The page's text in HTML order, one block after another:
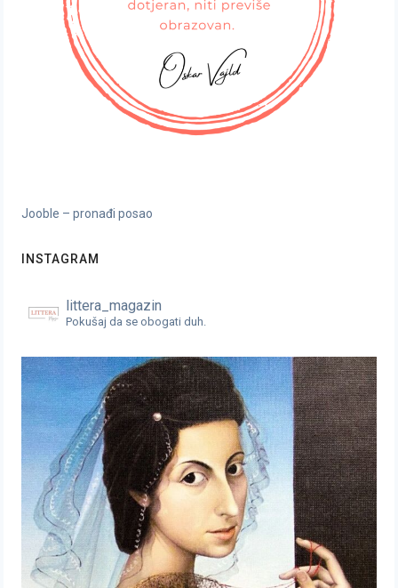
Jooble – pronađi posao
INSTAGRAM
littera_magazin
Pokušaj da se obogati duh.